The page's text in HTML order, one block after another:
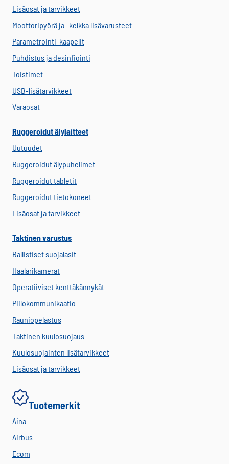
Lisäosat ja tarvikkeet
Moottoripyörä ja -kelkka lisävarusteet
Parametrointi-kaapelit
Puhdistus ja desinfiointi
Toistimet
USB-lisätarvikkeet
Varaosat
Ruggeroidut älylaitteet
Uutuudet
Ruggeroidut älypuhelimet
Ruggeroidut tabletit
Ruggeroidut tietokoneet
Lisäosat ja tarvikkeet
Taktinen varustus
Ballistiset suojalasit
Haalarikamerat
Operatiiviset kenttäkännykät
Piilokommunikaatio
Rauniopelastus
Taktinen kuulosuojaus
Kuulosuojainten lisätarvikkeet
Lisäosat ja tarvikkeet
Tuotemerkit
Aina
Airbus
Ecom